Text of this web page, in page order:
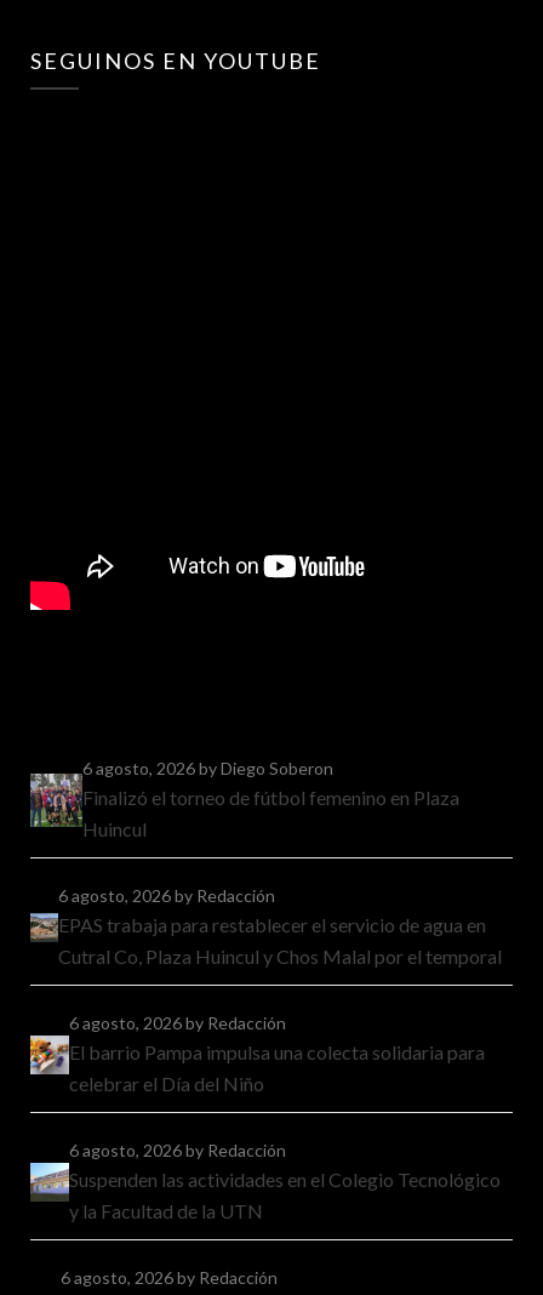
SEGUINOS EN YOUTUBE
6 agosto, 2026by Diego Soberon
Finalizó el torneo de fútbol femenino en Plaza
Huincul
6 agosto, 2026by Redacción
EPAS trabaja para restablecer el servicio de agua en
Cutral Co, Plaza Huincul y Chos Malal por el temporal
6 agosto, 2026by Redacción
El barrio Pampa impulsa una colecta solidaria para
celebrar el Día del Niño
6 agosto, 2026by Redacción
Suspenden las actividades en el Colegio Tecnológico
y la Facultad de la UTN
6 agosto, 2026by Redacción